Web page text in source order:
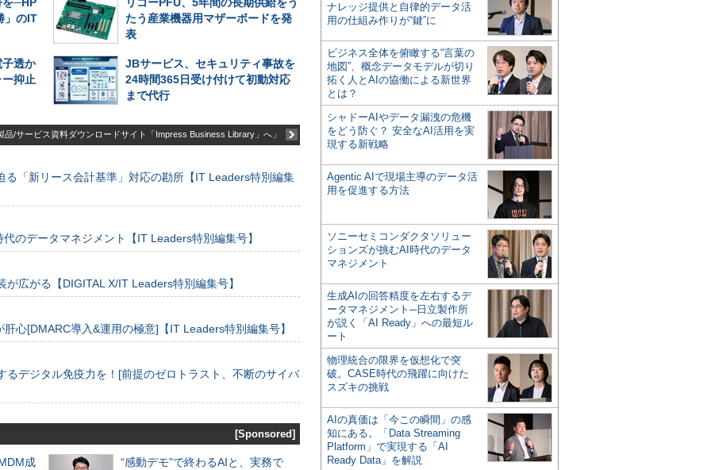
を─HP
」のIT
リコーPFU、5年間の長期供給をう
たう産業機器用マザーボードを発
表
透か
抑止
JBサービス、セキュリティ事故を
24時間365日受け付けて初動対応
まで代行
品/サービス資料ダウンロードサイト「Impress Business Library」へ」
「新リース会計基準」対応の勘所【IT Leaders特別編集
のデータマネジメント【IT Leaders特別編集号】
広がる【DIGITAL X/IT Leaders特別編集号】
心[DMARC導入&運用の極意]【IT Leaders特別編集号】
デジタル免疫力を！[前提のゼロトラスト、不断のサイバ
[Sponsored]
成
“感動デモ”で終わるAIと、実務で
ナレッジ提供と自律的データ活
用の仕組み作りが“鍵”に
ビジネス全体を俯瞰する“言葉の
地図”、概念データモデルが切り
拓く人とAIの協働による新世界
とは？
シャドーAIやデータ漏洩の危機
をどう防ぐ？ 安全なAI活用を実
現する新戦略
Agentic AIで現場主導のデータ活
用を促進する方法
ソニーセミコンダクタソリュー
ションズが挑むAI時代のデータ
マネジメント
生成AIの回答精度を左右するデ
ータマネジメント─日立製作所
が説く「AI Ready」への最短ル
ート
物理統合の限界を仮想化で突
破。CASE時代の飛躍に向けた
スズキの挑戦
AIの真価は「今この瞬間」の感
知にある。「Data Streaming
Platform」で実現する「AI
Ready Data」を解説